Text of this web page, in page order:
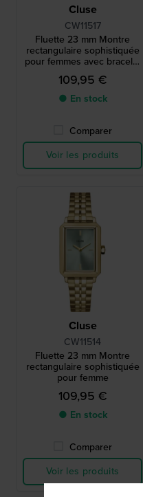
Cluse
CW11517
Fluette 23 mm Montre
rectangulaire sophistiquée
pour femmes avec bracelet
enveloppant
109,95 €
● En stock
Comparer
Voir les produits
Cluse
CW11514
Fluette 23 mm Montre
rectangulaire sophistiquée
pour femme
109,95 €
● En stock
Comparer
Voir les produits